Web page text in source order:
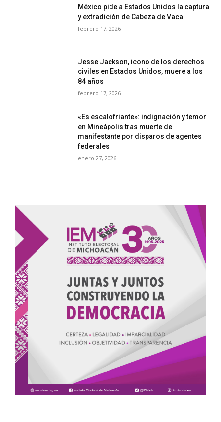
México pide a Estados Unidos la captura
y extradición de Cabeza de Vaca
febrero 17, 2026
Jesse Jackson, icono de los derechos
civiles en Estados Unidos, muere a los
84 años
febrero 17, 2026
«Es escalofriante»: indignación y temor
en Mineápolis tras muerte de
manifestante por disparos de agentes
federales
enero 27, 2026